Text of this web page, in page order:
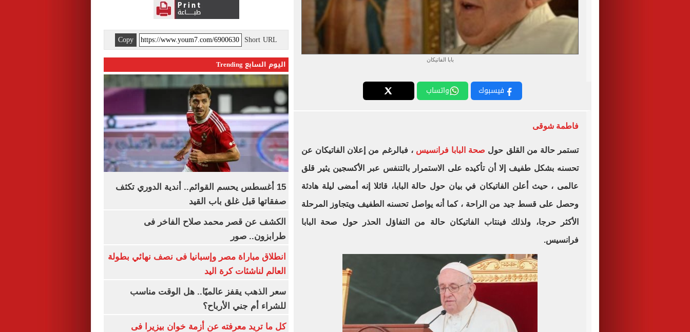
بابا الفاتيكان
فيسبوك واتساب
فاطمة شوقى
تستمر حالة من القلق حول صحة البابا فرانسيس ، فبالرغم من إعلان الفاتيكان عن
تحسنه بشكل طفيف إلا أن تأكيده على الاستمرار بالتنفس عبر الأكسجين يثير قلق
عالمى ، حيث أعلن الفاتيكان في بيان حول حالة البابا، قائلا إنه أمضى ليلة هادئة
وحصل على قسط جيد من الراحة ، كما أنه يواصل تحسنه الطفيف ويتجاوز المرحلة
الأكثر حرجا، ولذلك فينتاب الفاتيكان حالة من التفاؤل الحذر حول صحة البابا
فرانسيس.
Short URL
Copy
اليوم السابع Trending
15 أغسطس يحسم القوائم.. أندية الدوري تكثف
صفقاتها قبل غلق باب القيد
الكشف عن قصر محمد صلاح الفاخر فى
طرابزون.. صور
انطلاق مباراة مصر وإسبانيا فى نصف نهائي بطولة
العالم لناشئات كرة اليد
سعر الذهب يقفز عالميًا.. هل الوقت مناسب
للشراء أم جني الأرباح؟
كل ما تريد معرفته عن أزمة خوان بيزيرا فى